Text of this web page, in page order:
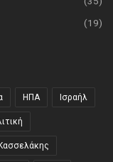
(19)
ΗΠΑ Ισραήλ